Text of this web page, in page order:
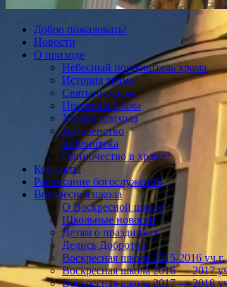
Добро пожаловать!
Новости
О приходе
Небесный покровитель храма
История храма
Святыни храма
Престолы храма
Храмы прихода
Духовенство
Библиотека
Одиночество в храме?
Контакты
Расписание богослужений
Воскресная школа
О Воскресной школе
Школьные новости
Детям о праздниках
Делись Добротой
Воскресная школа 2015-2016 уч.г.
Воскресная школа 2016 — 2017
Воскресная школа 2017 — 2018